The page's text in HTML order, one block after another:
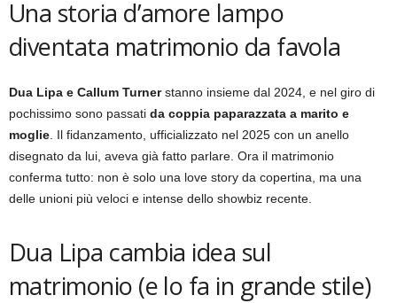
Una storia d’amore lampo
diventata matrimonio da favola
Dua Lipa e Callum Turnerstanno insieme dal 2024, e nel giro di
pochissimo sono passati da coppia paparazzata a marito e
moglie . Il fidanzamento, ufficializzato nel 2025 con un anello
disegnato da lui, aveva già fatto parlare. Ora il matrimonio
conferma tutto: non è solo una love story da copertina, ma una
delle unioni più veloci e intense dello showbiz recente.
Dua Lipa cambia idea sul
matrimonio (e lo fa in grande stile)